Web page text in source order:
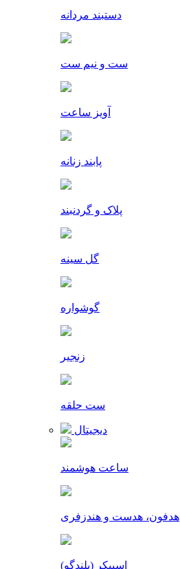
دستبند مردانه
ست و نیم ست
آویز ساعت
پابند زنانه
پلاک و گردنبند
گل سینه
گوشواره
زنجیر
ست حلقه
دیجیتال
ساعت هوشمند
هدفون، هدست و هندزفری
اسپیکر (بلندگو)